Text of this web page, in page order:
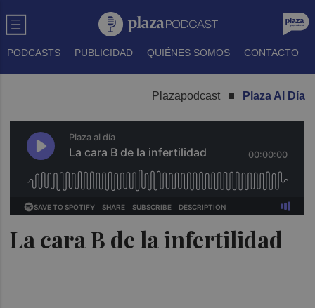
PODCASTS PUBLICIDAD QUIÉNES SOMOS CONTACTO
Plazapodcast Plaza Al Día
La cara B de la infertilidad